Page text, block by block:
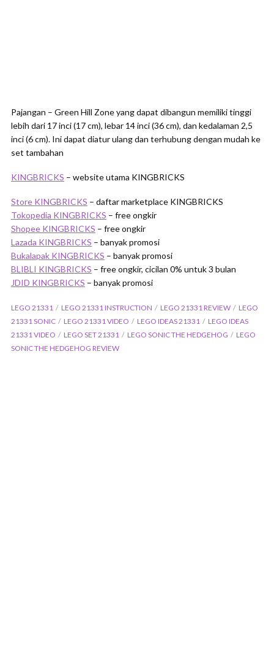
Pajangan – Green Hill Zone yang dapat dibangun memiliki tinggi
lebih dari 17 inci (17 cm), lebar 14 inci (36 cm), dan kedalaman 2,5
inci (6 cm). Ini dapat diatur ulang dan terhubung dengan mudah ke
set tambahan
KINGBRICKS – website utama KINGBRICKS
Store KINGBRICKS – daftar marketplace KINGBRICKS
Tokopedia KINGBRICKS – free ongkir
Shopee KINGBRICKS – free ongkir
Lazada KINGBRICKS – banyak promosi
Bukalapak KINGBRICKS – banyak promosi
BLIBLI KINGBRICKS – free ongkir, cicilan 0% untuk 3 bulan
JDID KINGBRICKS – banyak promosi
LEGO 21331 LEGO 21331 INSTRUCTION LEGO 21331 REVIEW
LEGO
21331 SONIC
LEGO 21331 VIDEO LEGO IDEAS 21331
LEGO IDEAS
21331 VIDEO
LEGO SET 21331 LEGO SONIC THE HEDGEHOG
LEGO
SONIC THE HEDGEHOG REVIEW